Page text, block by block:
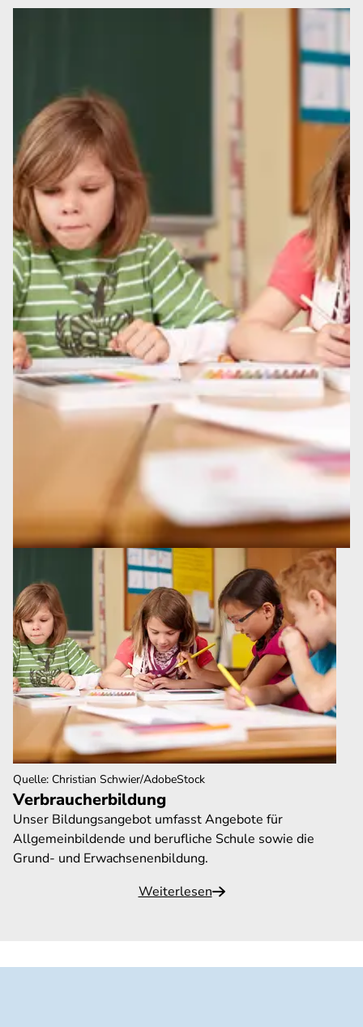
Verbraucherbildung
Unser Bildungsangebot umfasst Angebote für
Allgemeinbildende und berufliche Schule sowie die
Grund- und Erwachsenenbildung.
Weiterlesen
Quelle: Christian Schwier/AdobeStock